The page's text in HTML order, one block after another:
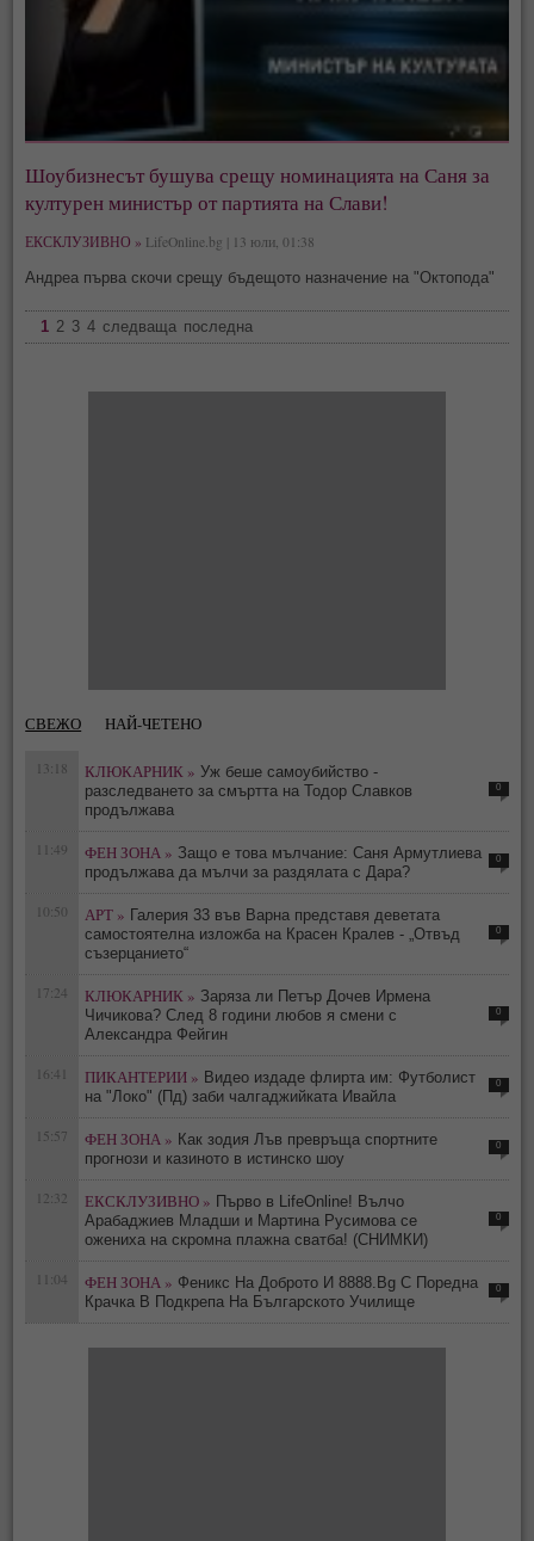
Шоубизнесът бушува срещу номинацията на Саня за
културен министър от партията на Слави!
ЕКСКЛУЗИВНО » LifeOnline.bg | 13 юли, 01:38
Андреа първа скочи срещу бъдещото назначение на "Октопода"
1 2 3 4 следваща последна
СВЕЖО НАЙ-ЧЕТЕНО
13:18 КЛЮКАРНИК » Уж беше самоубийство -
разследването за смъртта на Тодор Славков
продължава
0
11:49 ФЕН ЗОНА » Защо е това мълчание: Саня Армутлиева
продължава да мълчи за раздялата с Дара?
0
10:50 АРТ » Галерия 33 във Варна представя деветата
самостоятелна изложба на Красен Кралев - „Отвъд
съзерцанието“
0
17:24 КЛЮКАРНИК » Заряза ли Петър Дочев Ирмена
Чичикова? След 8 години любов я смени с
Александра Фейгин
0
16:41 ПИКАНТЕРИИ » Видео издаде флирта им: Футболист
на "Локо" (Пд) заби чалгаджийката Ивайла
0
15:57 ФЕН ЗОНА » Как зодия Лъв превръща спортните
прогнози и казиното в истинско шоу
0
12:32 ЕКСКЛУЗИВНО » Първо в LifeOnline! Вълчо
Арабаджиев Младши и Мартина Русимова сe
oжениха на скромна плажна сватба! (СНИМКИ)
0
11:04 ФЕН ЗОНА » Феникс На Доброто И 8888.Bg С Поредна
Крачка В Подкрепа На Българското Училище
0